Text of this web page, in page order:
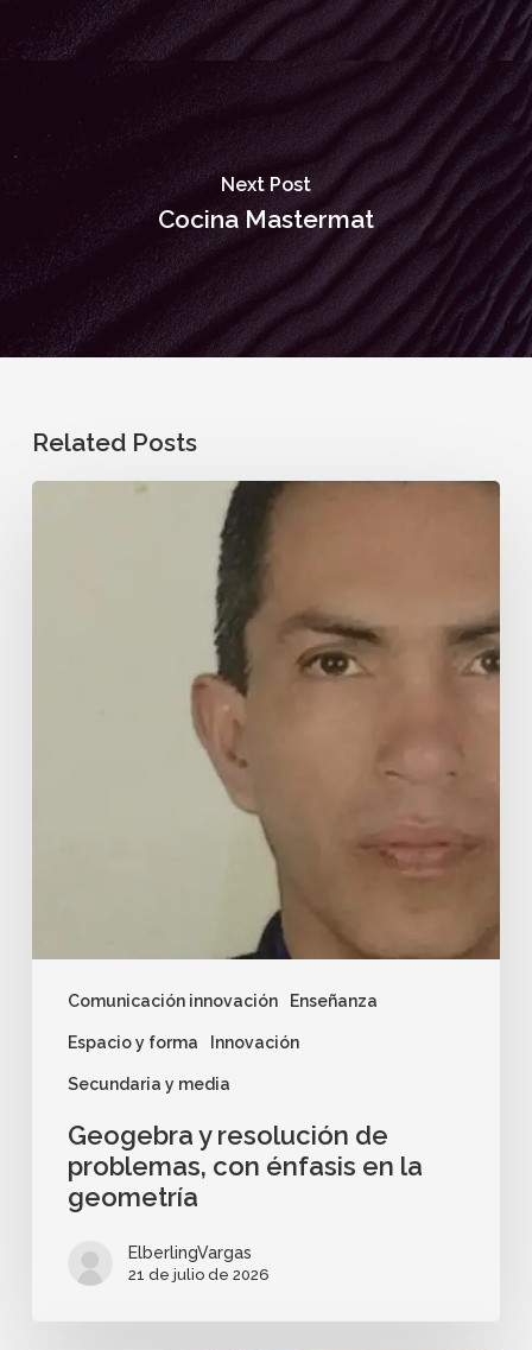
Next Post
Cocina Mastermat
Related Posts
Comunicación innovación Enseñanza
Espacio y forma Innovación
Secundaria y media
Geogebra y resolución de
problemas, con énfasis en la
geometría
ElberlingVargas
21 de julio de 2026